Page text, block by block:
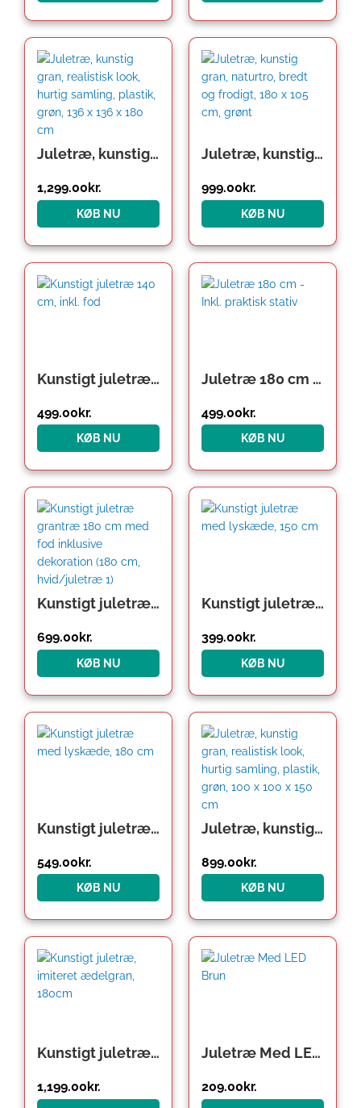
Juletræ, kunstig gran, realistisk look, hurtig samling, plastik, grøn, 136 x 136 x 180 cm
1,299.00kr.
KØB NU
Juletræ, kunstig gran, naturtro, bredt og frodigt, 180 x 105 cm, grønt
999.00kr.
KØB NU
Kunstigt juletræ 140 cm, inkl. fod
499.00kr.
KØB NU
Juletræ 180 cm – Inkl. praktisk stativ
499.00kr.
KØB NU
Kunstigt juletræ grantræ 180 cm med fod inklusive dekoration (180 cm, hvid/juletræ 1)
699.00kr.
KØB NU
Kunstigt juletræ med lyskæde, 150 cm
399.00kr.
KØB NU
Kunstigt juletræ med lyskæde, 180 cm
549.00kr.
KØB NU
Juletræ, kunstig gran, realistisk look, hurtig samling, plastik, grøn, 100 x 100 x 150 cm
899.00kr.
KØB NU
Kunstigt juletræ, imiteret ædelgran, 180cm
1,199.00kr.
Juletræ Med LED Brun
209.00kr.